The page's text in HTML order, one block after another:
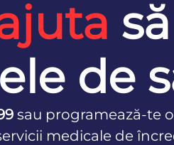
de
sau programează-te
medicale de